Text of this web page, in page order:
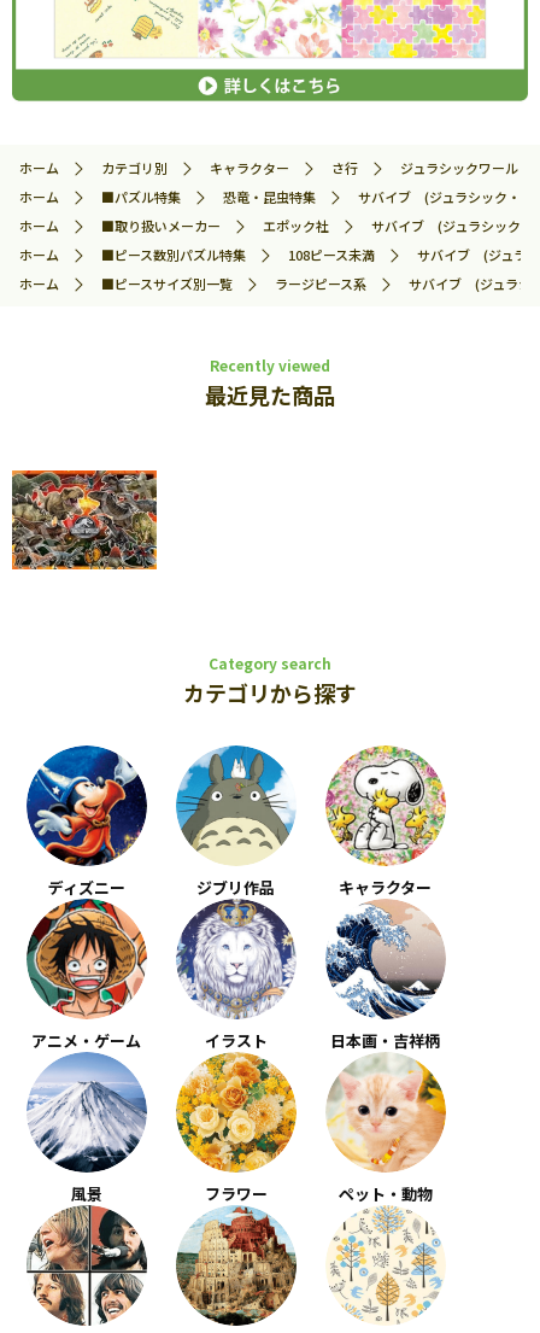
ホーム カテゴリ別 キャラクター さ行
ジュラシックワールド
ホーム
■パズル特集 恐竜・昆虫特集
サバイブ (ジュラシック・
ホーム
■取り扱いメーカー エポック社
サバイブ (ジュラシック
ホーム
■ピース数別パズル特集 108ピース未満
サバイブ (ジュラ
ホーム
■ピースサイズ別一覧 ラージピース系 サバイブ (ジュラシ
Recently viewed
最近見た商品
Category search
カテゴリから探す
ディズニー ジブリ作品 キャラクター
アニメ・ゲーム イラスト 日本画・吉祥柄
風景 フラワー ペット・動物